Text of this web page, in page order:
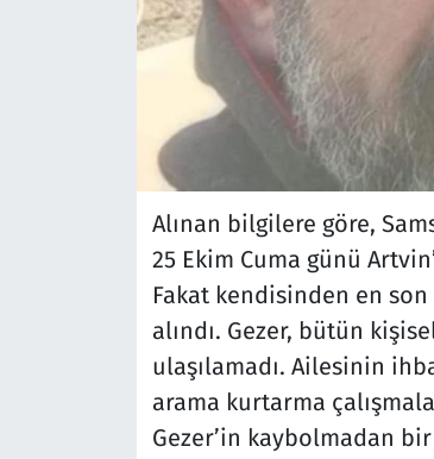
Alınan bilgilere göre,
25 Ekim Cuma günü
Fakat kendisinden en
alındı. Gezer, bütün
ulaşılamadı. Ailesinin
arama kurtarma
Gezer’in kaybolmadan